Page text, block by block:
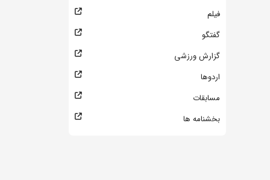
فیلم
گفتگو
گزارش ورزشی
اردوها
مسابقات
بخشنامه ها